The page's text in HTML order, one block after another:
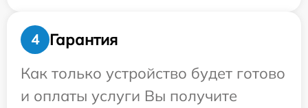
4
Гарантия
Как только устройство будет готово
и оплаты услуги Вы получите